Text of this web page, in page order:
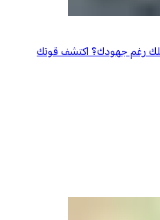
رغم جهودك؟ اكتشف قوتك